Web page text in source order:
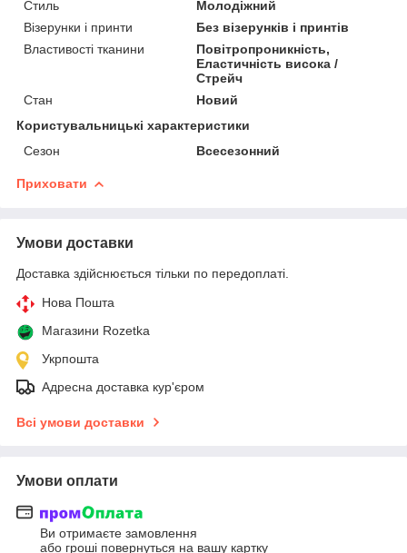
Стиль
Молодіжний
Візерунки і принти
Без візерунків і принтів
Властивості тканини
Повітропроникність,
Еластичність висока /
Стрейч
Стан
Новий
Користувальницькі характеристики
Сезон
Всесезонний
Приховати
Умови доставки
Доставка здійснюється тільки по передоплаті.
Нова Пошта
Магазини Rozetka
Укрпошта
Адресна доставка кур'єром
Всі умови доставки
Умови оплати
Ви отримаєте замовлення
або гроші повернуться на вашу картку